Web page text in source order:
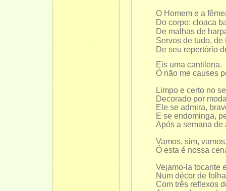
O Homem e a
Do corpo: cloaca
De malhas de
Servos de tudo, de
De seu repertório
Eis uma cantilena.
Ó não me causes
Limpo e certo no
Decorado por
Ele se admira,
E se endominga,
Após a semana de
Vamos, sim,
Ó esta é nossa
Vejamo-la tocante
Num décor de
Com três reflexos